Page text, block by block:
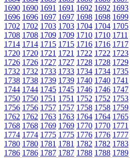
1690 1690 1691 1691 1692 1692 1693
1696 1696 1697 1697 1698 1698 1699
1702 1702 1703 1703 1704 1704 1705
1708 1708 1709 1709 1710 1710 1711
1714 1714 1715 1715 1716 1716 1717
1720 1720 1721 1721 1722 1722 1723
1726 1726 1727 1727 1728 1728 1729
1732 1732 1733 1733 1734 1734 1735
1738 1738 1739 1739 1740 1740 1741
1744 1744 1745 1745 1746 1746 1747
1750 1750 1751 1751 1752 1752 1753
1756 1756 1757 1757 1758 1758 1759
1762 1762 1763 1763 1764 1764 1765
1768 1768 1769 1769 1770 1770 1771
1774 1774 1775 1775 1776 1776 1777
1780 1780 1781 1781 1782 1782 1783
1786 1786 1787 1787 1788 1788 1789